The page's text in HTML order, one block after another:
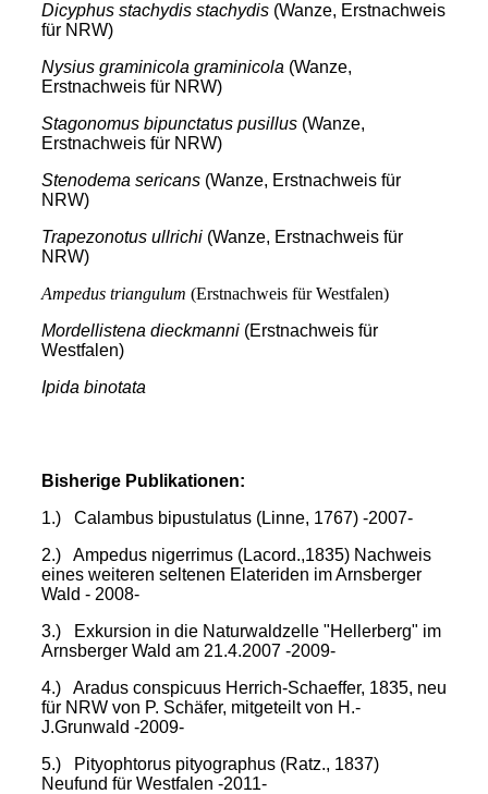
Dicyphus stachydis stachydis(Wanze, Erstnachweis
für NRW)
Nysius graminicola graminicola (Wanze,
Erstnachweis für NRW)
Stagonomus bipunctatus pusillus(Wanze,
Erstnachweis für NRW)
Stenodema sericans (Wanze, Erstnachweis für
NRW)
Trapezonotus ullrichi(Wanze, Erstnachweis für
NRW)
Ampedus triangulum (Erstnachweis für Westfalen)
Mordellistena dieckmanni(Erstnachweis für
Westfalen)
Ipida binotata
Bisherige Publikationen:
1.) Calambus bipustulatus (Linne, 1767) -2007-
2.) Ampedus nigerrimus (Lacord.,1835) Nachweis
eines weiteren seltenen Elateriden im Arnsberger
Wald - 2008-
3.) Exkursion in die Naturwaldzelle "Hellerberg" im
Arnsberger Wald am 21.4.2007 -2009-
4.) Aradus conspicuus Herrich-Schaeffer, 1835, neu
für NRW von P. Schäfer, mitgeteilt von H.-
J.Grunwald -2009-
5.) Pityophtorus pityographus (Ratz., 1837)
Neufund für Westfalen -2011-